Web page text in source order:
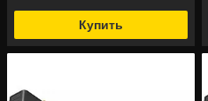
Купить